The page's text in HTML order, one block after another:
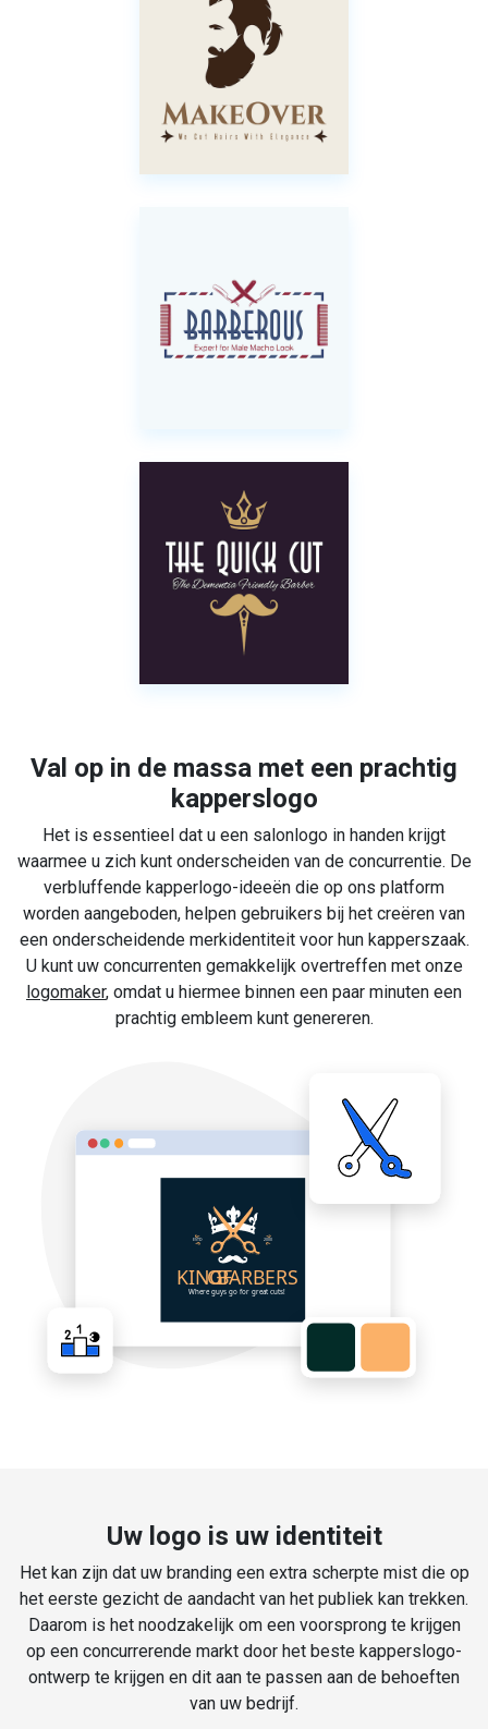
Val op in de massa met een prachtig
kapperslogo
Het is essentieel dat u een salonlogo in handen krijgt
waarmee u zich kunt onderscheiden van de concurrentie. De
verbluffende kapperlogo-ideeën die op ons platform
worden aangeboden, helpen gebruikers bij het creëren van
een onderscheidende merkidentiteit voor hun kapperszaak.
U kunt uw concurrenten gemakkelijk overtreffen met onze
logomaker, omdat u hiermee binnen een paar minuten een
prachtig embleem kunt genereren.
Uw logo is uw identiteit
Het kan zijn dat uw branding een extra scherpte mist die op
het eerste gezicht de aandacht van het publiek kan trekken.
Daarom is het noodzakelijk om een voorsprong te krijgen
op een concurrerende markt door het beste kapperslogo-
ontwerp te krijgen en dit aan te passen aan de behoeften
van uw bedrijf.